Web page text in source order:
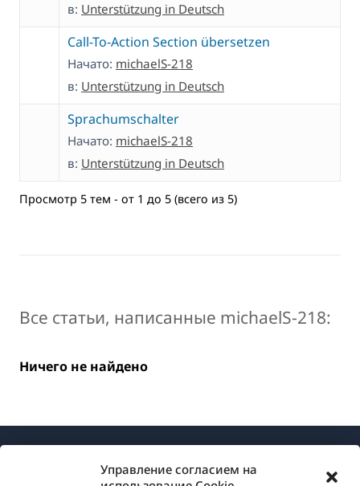
Управление согласием на
в: Unterstützung in Deutsch
Call-To-Action Section übersetzen
Начато: michaelS-218
в: Unterstützung in Deutsch
Sprachumschalter
Начато: michaelS-218
в: Unterstützung in Deutsch
Просмотр 5 тем - от 1 до 5 (всего из 5)
Все статьи, написанные michaelS-218:
Ничего не найдено